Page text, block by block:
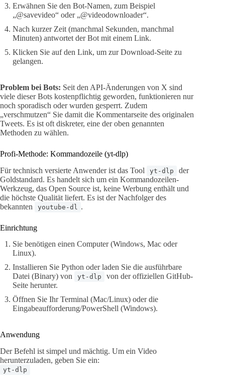
Erwähnen Sie den Bot-Namen, zum Beispiel
„@savevideo“ oder „@videodownloader“.
Nach kurzer Zeit (manchmal Sekunden, manchmal
Minuten) antwortet der Bot mit einem Link.
Klicken Sie auf den Link, um zur Download-Seite zu
gelangen.
Problem bei Bots: Seit den API-Änderungen von X sind
viele dieser Bots kostenpflichtig geworden, funktionieren nur
noch sporadisch oder wurden gesperrt. Zudem
„verschmutzen“ Sie damit die Kommentarseite des originalen
Tweets. Es ist oft diskreter, eine der oben genannten
Methoden zu wählen.
Profi-Methode: Kommandozeile (yt-dlp)
Für technisch versierte Anwender ist das Tool
yt-dlp
der
Goldstandard. Es handelt sich um ein Kommandozeilen-
Werkzeug, das Open Source ist, keine Werbung enthält und
die höchste Qualität liefert. Es ist der Nachfolger des
bekannten
youtube-dl .
Einrichtung
Sie benötigen einen Computer (Windows, Mac oder
Linux).
Installieren Sie Python oder laden Sie die ausführbare
Datei (Binary) von
yt-dlp
von der offiziellen GitHub-
Seite herunter.
Öffnen Sie Ihr Terminal (Mac/Linux) oder die
Eingabeaufforderung/PowerShell (Windows).
Anwendung
Der Befehl ist simpel und mächtig. Um ein Video
herunterzuladen, geben Sie ein:
yt-dlp